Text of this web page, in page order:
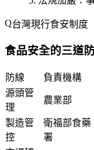
台灣現行食安制度
食品安全的三道
防線 負責機構
源頭管
理
農業部
製造管
控
衛福部食藥
署